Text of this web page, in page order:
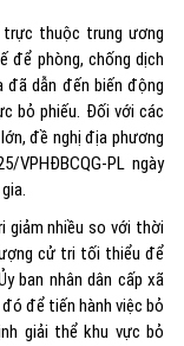
thuộc trung ương
để phòng, chống dịch
đã dẫn đến biến động
bỏ phiếu. Đối với các
đề nghị địa phương
PL ngày
giảm nhiều so với thời
cử tri tối thiểu để
ban nhân dân cấp xã
để tiến hành việc bỏ
giải thể khu vực bỏ